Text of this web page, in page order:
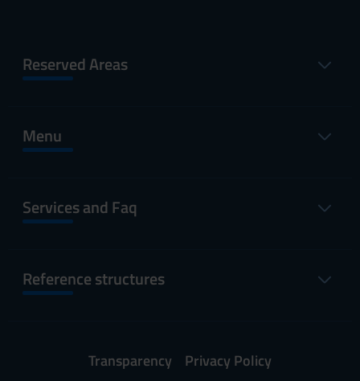
Reserved Areas
Menu
Services and Faq
Reference structures
Transparency Privacy Policy